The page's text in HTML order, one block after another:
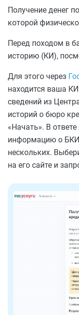
Получение денег
которой
Перед походом в
историю (КИ),
Для этого через
находится ваша
сведений из
историй о бюро
«Начать». В
информацию о
нескольких.
на его сайте и